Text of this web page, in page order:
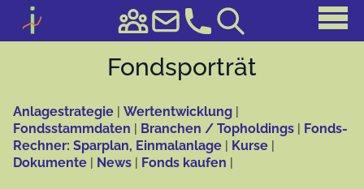
Fonds­porträt
Anlagestrategie | Wertentwicklung |
Fondsstammdaten | Branchen / Topholdings | Fonds-
Rechner: Sparplan, Einmalanlage | Kurse |
Dokumente | News | Fonds kaufen |